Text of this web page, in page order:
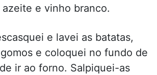
e vinho branco.
e lavei as batatas,
e coloquei no fundo de
ir ao forno. Salpiquei-as